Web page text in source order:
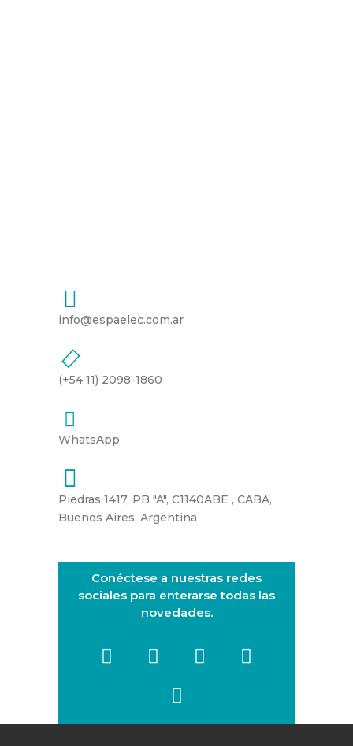
info@espaelec.com.ar
(+54 11) 2098-1860
WhatsApp
Piedras 1417, PB "A", C1140ABE , CABA,
Buenos Aires, Argentina
Conéctese a nuestras redes
sociales para enterarse todas las
novedades.